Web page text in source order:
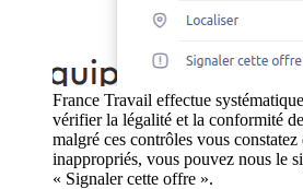
France Travail effectue
vérifier la légalité et la conformité
malgré ces contrôles vous constatez
inappropriés, vous pouvez nous le
« Signaler cette offre ».